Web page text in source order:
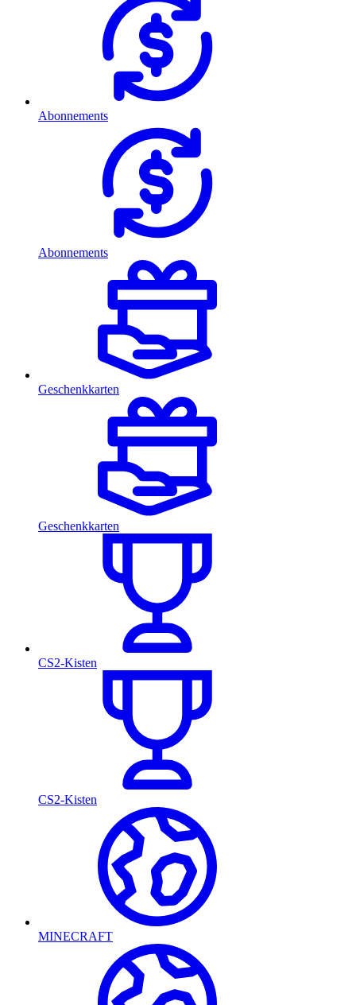
Abonnements
Abonnements
Geschenkkarten
Geschenkkarten
CS2-Kisten
CS2-Kisten
MINECRAFT